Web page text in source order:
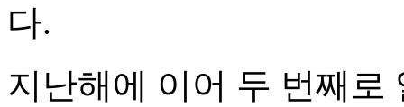
다.
지난해에 이어 두 번째로